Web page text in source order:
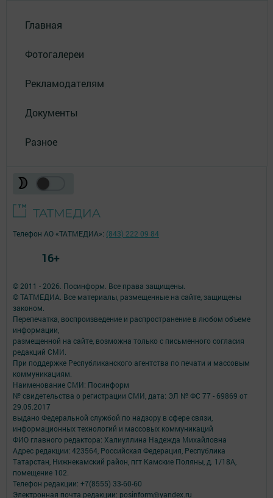
Главная
Фотогалереи
Рекламодателям
Документы
Разное
© 2011 - 2026. Посинформ. Все права защищены.
© ТАТМЕДИА. Все материалы, размещенные на сайте, защищены
законом.
Перепечатка, воспроизведение и распространение в любом объеме
информации,
размещенной на сайте, возможна только с письменного согласия
редакций СМИ.
При поддержке Республиканского агентства по печати и массовым
коммуникациям.
Наименование СМИ: Посинформ
№ свидетельства о регистрации СМИ, дата: ЭЛ № ФС 77 - 69869 от
29.05.2017
выдано Федеральной службой по надзору в сфере связи,
информационных технологий и массовых коммуникаций
ФИО главного редактора: Халиуллина Надежда Михайловна
Адрес редакции: 423564, Российская Федерация, Республика
Татарстан, Нижнекамский район, пгт Камские Поляны, д. 1/18А,
помещение 102.
Телефон редакции: +7(8555) 33-60-60
Электронная почта редакции: posinform@yandex.ru
Телефон АО «ТАТМЕДИА»: (843) 222 09 84
16+